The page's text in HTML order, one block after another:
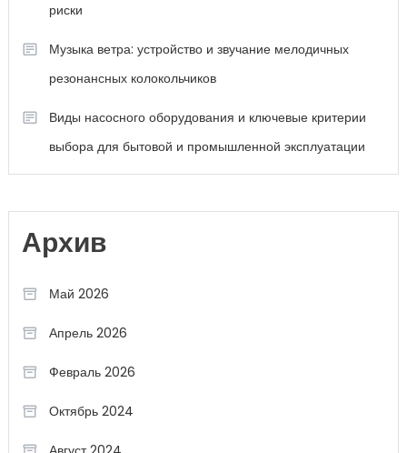
риски
Музыка ветра: устройство и звучание мелодичных
резонансных колокольчиков
Виды насосного оборудования и ключевые критерии
выбора для бытовой и промышленной эксплуатации
Архив
Май 2026
Апрель 2026
Февраль 2026
Октябрь 2024